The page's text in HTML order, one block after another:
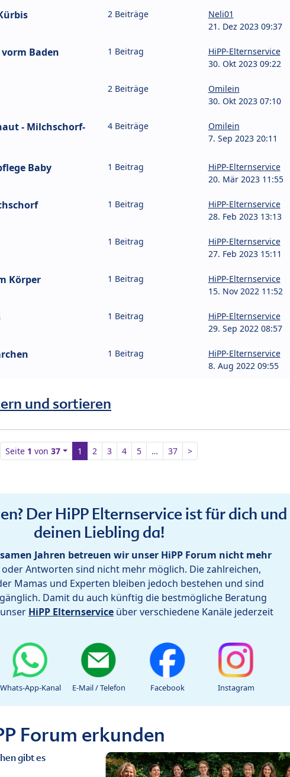
2 Beiträge
Neli01
21. Dez 2023 09:37
Baden 1 Beitrag
HiPP-Elternservice
30. Okt 2023 09:22
2 Beiträge
Omilein
30. Okt 2023 07:10
- Milchschorf-
4 Beiträge
Omilein
7. Sep 2023 20:11
Baby 1 Beitrag
HiPP-Elternservice
20. Mär 2023 11:55
1 Beitrag
HiPP-Elternservice
28. Feb 2023 13:13
1 Beitrag
HiPP-Elternservice
27. Feb 2023 15:11
Körper 1 Beitrag
HiPP-Elternservice
15. Nov 2022 11:52
1 Beitrag
HiPP-Elternservice
29. Sep 2022 08:57
1 Beitrag
HiPP-Elternservice
8. Aug 2022 09:55
und sortieren
Seite 1 von37 1 2 3 4 5 … 37 >
Der HiPP Elternservice ist für dich und
deinen Liebling da!
Jahren betreuen wir unser HiPP Forum nicht mehr
oder Antworten sind nicht mehr möglich. Die zahlreichen,
Mamas und Experten bleiben jedoch bestehen und sind
Damit du auch künftig die bestmögliche Beratung
HiPP Elternservice über verschiedene Kanäle jederzeit
Whats-App-Kanal E-Mail / Telefon Facebook Instagram
Forum erkunden
gibt es